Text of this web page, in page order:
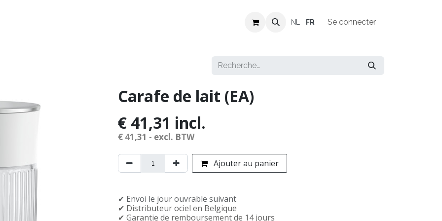
Revendeurs Offres d'emploi
NL FR Se connecter
Carafe de lait (EA)
€ 41,31 incl.
€ 41,31 - excl. BTW
Ajouter au panier
✔︎ Envoi le jour ouvrable suivant
✔︎ Distributeur officiel en Belgique
✔︎ Garantie de remboursement de 14 jours